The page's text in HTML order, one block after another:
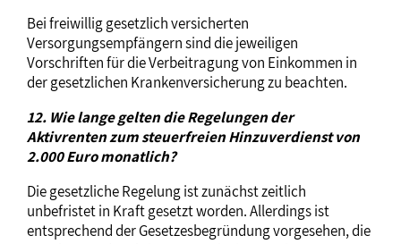
Bei freiwillig gesetzlich versicherten
Versorgungsempfängern sind die jeweiligen
Vorschriften für die Verbeitragung von Einkommen in
der gesetzlichen Krankenversicherung zu beachten.
12. Wie lange gelten die Regelungen der
Aktivrenten zum steuerfreien Hinzuverdienst von
2.000 Euro monatlich?
Die gesetzliche Regelung ist zunächst zeitlich
unbefristet in Kraft gesetzt worden. Allerdings ist
entsprechend der Gesetzesbegründung vorgesehen, die